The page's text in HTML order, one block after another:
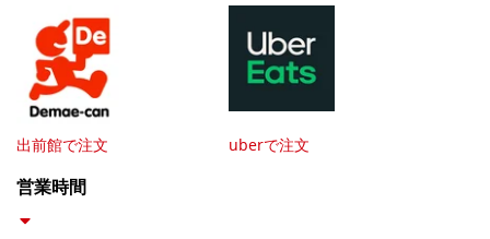
出前館で注文 uberで注文
営業時間